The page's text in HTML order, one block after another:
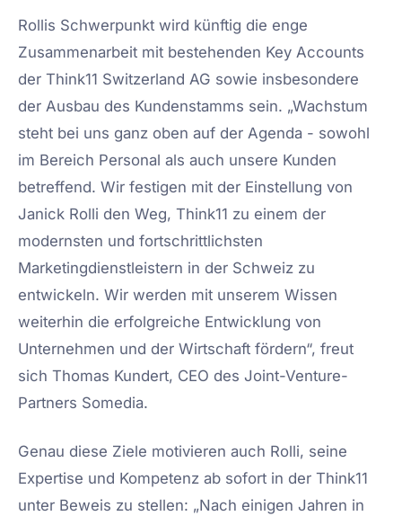
Rollis Schwerpunkt wird künftig die enge
Zusammenarbeit mit bestehenden Key Accounts
der Think11 Switzerland AG sowie insbesondere
der Ausbau des Kundenstamms sein. „Wachstum
steht bei uns ganz oben auf der Agenda - sowohl
im Bereich Personal als auch unsere Kunden
betreffend. Wir festigen mit der Einstellung von
Janick Rolli den Weg, Think11 zu einem der
modernsten und fortschrittlichsten
Marketingdienstleistern in der Schweiz zu
entwickeln. Wir werden mit unserem Wissen
weiterhin die erfolgreiche Entwicklung von
Unternehmen und der Wirtschaft fördern“, freut
sich Thomas Kundert, CEO des Joint-Venture-
Partners Somedia.
Genau diese Ziele motivieren auch Rolli, seine
Expertise und Kompetenz ab sofort in der Think11
unter Beweis zu stellen: „Nach einigen Jahren in